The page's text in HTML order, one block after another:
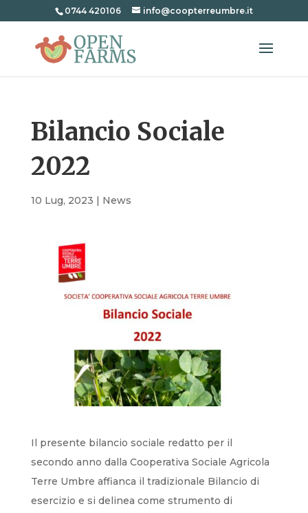
0744 420106 info@coopterreumbre.it
Bilancio Sociale
2022
10 Lug, 2023 | News
Il presente bilancio sociale redatto per il
secondo anno dalla Cooperativa Sociale Agricola
Terre Umbre affianca il tradizionale Bilancio di
esercizio e si delinea come strumento di